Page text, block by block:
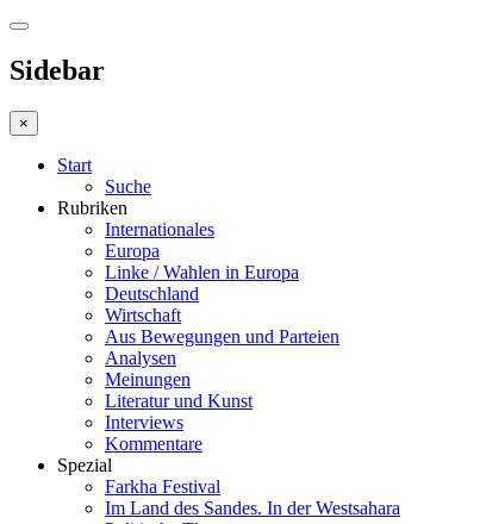
Sidebar
×
Start
Suche
Rubriken
Internationales
Europa
Linke / Wahlen in Europa
Deutschland
Wirtschaft
Aus Bewegungen und Parteien
Analysen
Meinungen
Literatur und Kunst
Interviews
Kommentare
Spezial
Farkha Festival
Im Land des Sandes. In der Westsahara